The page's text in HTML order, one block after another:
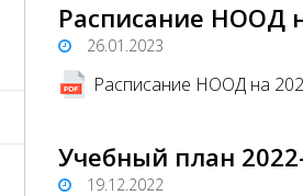
Расписание НООД
26.01.2023
Расписание НООД на
Учебный план
19.12.2022